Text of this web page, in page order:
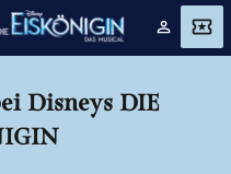
Mein
Konto
Angebot
Disneys DIE